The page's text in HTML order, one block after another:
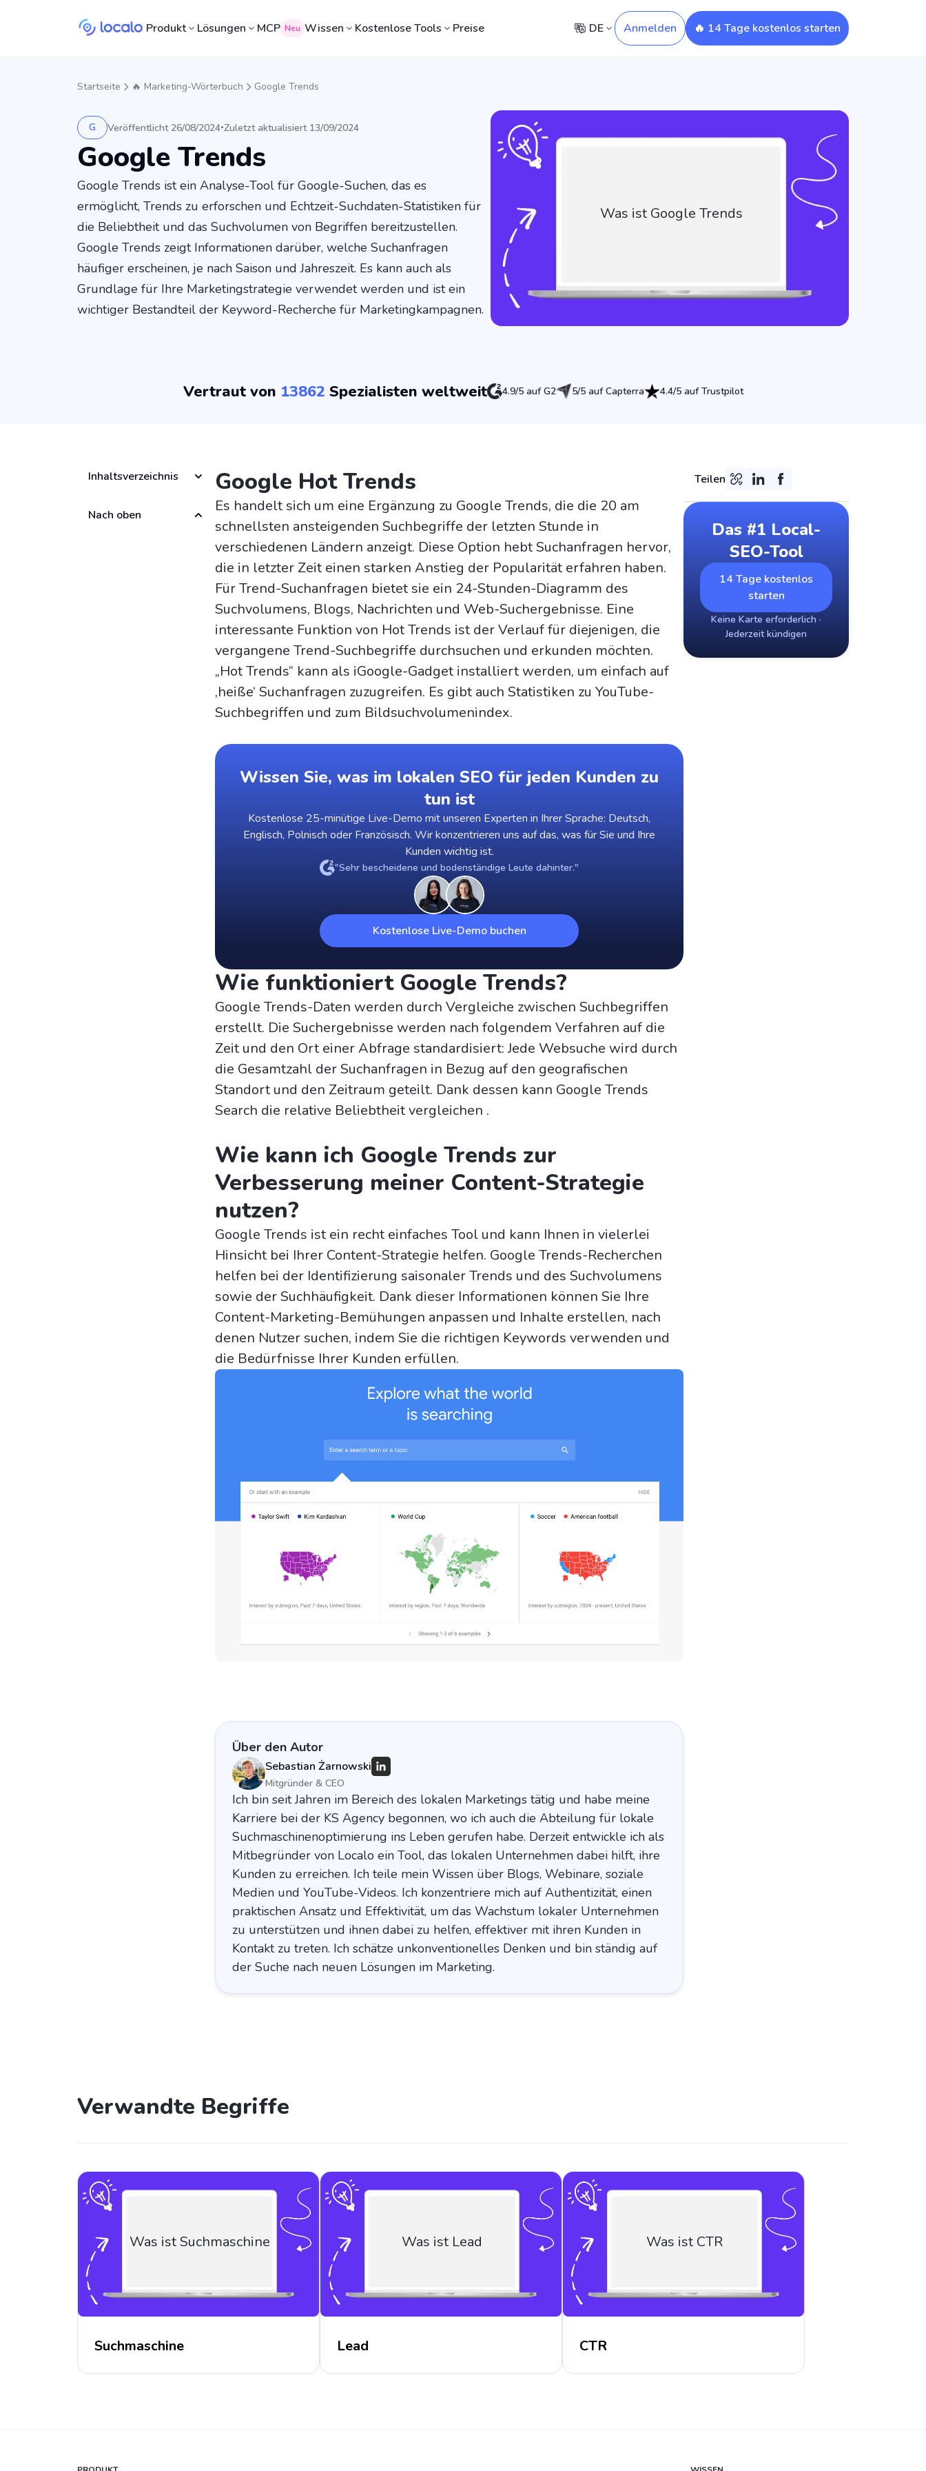
Produkt Lösungen MCP Neu Wissen Kostenlose Tools Preise DE Anmelden 🔥 14 Tage kostenlos starten
Startseite 🔥 Marketing-Wörterbuch Google Trends
G Veröffentlicht 26/08/2024•Zuletzt aktualisiert 13/09/2024
Google Trends
Google Trends ist ein Analyse-Tool für Google-Suchen, das es
ermöglicht, Trends zu erforschen und Echtzeit-Suchdaten-Statistiken für
die Beliebtheit und das Suchvolumen von Begriffen bereitzustellen.
Google Trends zeigt Informationen darüber, welche Suchanfragen
häufiger erscheinen, je nach Saison und Jahreszeit. Es kann auch als
Grundlage für Ihre Marketingstrategie verwendet werden und ist ein
wichtiger Bestandteil der Keyword-Recherche für Marketingkampagnen.
Was ist Google Trends
Vertraut von 13862 Spezialisten weltweit 4.9/5 auf G2 5/5 auf Capterra 4.4/5 auf Trustpilot
Inhaltsverzeichnis
Nach oben
Google Hot Trends
Es handelt sich um eine Ergänzung zu Google Trends, die die 20 am
schnellsten ansteigenden Suchbegriffe der letzten Stunde in
verschiedenen Ländern anzeigt. Diese Option hebt Suchanfragen hervor,
die in letzter Zeit einen starken Anstieg der Popularität erfahren haben.
Für Trend-Suchanfragen bietet sie ein 24-Stunden-Diagramm des
Suchvolumens, Blogs, Nachrichten und Web-Suchergebnisse. Eine
interessante Funktion von Hot Trends ist der Verlauf für diejenigen, die
vergangene Trend-Suchbegriffe durchsuchen und erkunden möchten.
„Hot Trends“ kann als iGoogle-Gadget installiert werden, um einfach auf
‚heiße‘ Suchanfragen zuzugreifen. Es gibt auch Statistiken zu YouTube-
Suchbegriffen und zum Bildsuchvolumenindex.
Wissen Sie, was im lokalen SEO für jeden Kunden zu
tun ist
Kostenlose 25-minütige Live-Demo mit unseren Experten in Ihrer Sprache: Deutsch,
Englisch, Polnisch oder Französisch. Wir konzentrieren uns auf das, was für Sie und Ihre
Kunden wichtig ist.
"Sehr bescheidene und bodenständige Leute dahinter."
Kostenlose Live-Demo buchen
Wie funktioniert Google Trends?
Google Trends-Daten werden durch Vergleiche zwischen Suchbegriffen
erstellt. Die Suchergebnisse werden nach folgendem Verfahren auf die
Zeit und den Ort einer Abfrage standardisiert: Jede Websuche wird durch
die Gesamtzahl der Suchanfragen in Bezug auf den geografischen
Standort und den Zeitraum geteilt. Dank dessen kann Google Trends
Search die relative Beliebtheit vergleichen .
Wie kann ich Google Trends zur
Verbesserung meiner Content-Strategie
nutzen?
Google Trends ist ein recht einfaches Tool und kann Ihnen in vielerlei
Hinsicht bei Ihrer Content-Strategie helfen. Google Trends-Recherchen
helfen bei der Identifizierung saisonaler Trends und des Suchvolumens
sowie der Suchhäufigkeit. Dank dieser Informationen können Sie Ihre
Content-Marketing-Bemühungen anpassen und Inhalte erstellen, nach
denen Nutzer suchen, indem Sie die richtigen Keywords verwenden und
die Bedürfnisse Ihrer Kunden erfüllen.
Über den Autor
Sebastian Żarnowski
Mitgründer & CEO
Ich bin seit Jahren im Bereich des lokalen Marketings tätig und habe meine
Karriere bei der KS Agency begonnen, wo ich auch die Abteilung für lokale
Suchmaschinenoptimierung ins Leben gerufen habe. Derzeit entwickle ich als
Mitbegründer von Localo ein Tool, das lokalen Unternehmen dabei hilft, ihre
Kunden zu erreichen. Ich teile mein Wissen über Blogs, Webinare, soziale
Medien und YouTube-Videos. Ich konzentriere mich auf Authentizität, einen
praktischen Ansatz und Effektivität, um das Wachstum lokaler Unternehmen
zu unterstützen und ihnen dabei zu helfen, effektiver mit ihren Kunden in
Kontakt zu treten. Ich schätze unkonventionelles Denken und bin ständig auf
der Suche nach neuen Lösungen im Marketing.
Teilen
Das #1 Local-
SEO-Tool
14 Tage kostenlos
starten
Keine Karte erforderlich ·
Jederzeit kündigen
Verwandte Begriffe
Was ist Suchmaschine
Suchmaschine
Was ist Lead
Lead
Was ist CTR
CTR